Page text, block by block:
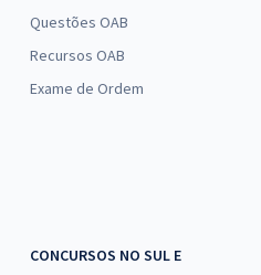
Questões OAB
Recursos OAB
Exame de Ordem
CONCURSOS NO SUL E